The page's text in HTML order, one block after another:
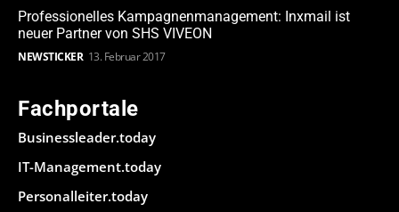
Professionelles Kampagnenmanagement: Inxmail ist
neuer Partner von SHS VIVEON
NEWSTICKER 13. Februar 2017
Fachportale
Businessleader.today
IT-Management.today
Personalleiter.today